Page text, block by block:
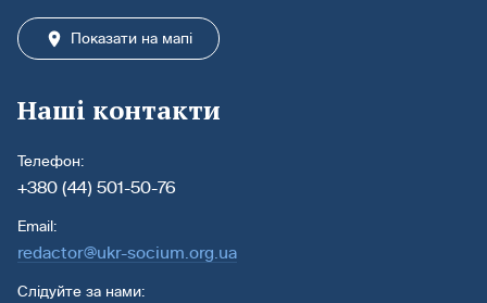
Показати на мапі
Наші контакти
Телефон:
+380 (44) 501-50-76
Email:
redactor@ukr-socium.org.ua
Слідуйте за нами: